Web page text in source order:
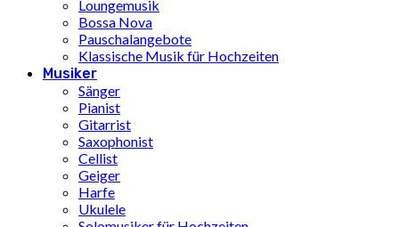
Loungemusik
Bossa Nova
Pauschalangebote
Klassische Musik für Hochzeiten
Musiker
Sänger
Pianist
Gitarrist
Saxophonist
Cellist
Geiger
Harfe
Ukulele